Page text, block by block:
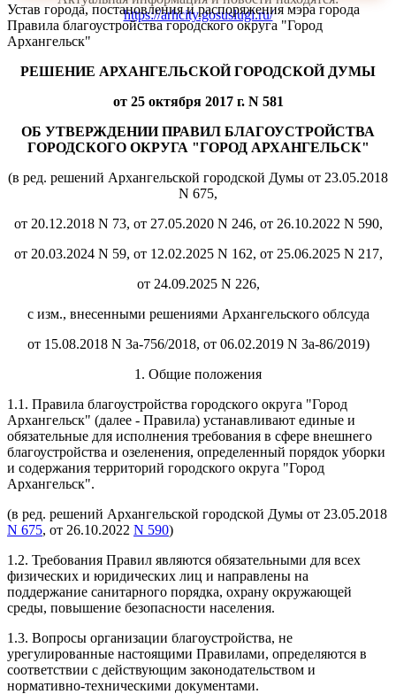
https://arhcity.gosuslugi.ru/
Устав города, постановления и распоряжения мэра города
Правила благоустройства городского округа "Город
Архангельск"
РЕШЕНИЕ АРХАНГЕЛЬСКОЙ ГОРОДСКОЙ ДУМЫ
от 25 октября 2017 г. N 581
ОБ УТВЕРЖДЕНИИ ПРАВИЛ БЛАГОУСТРОЙСТВА
ГОРОДСКОГО ОКРУГА "ГОРОД АРХАНГЕЛЬСК"
(в ред. решений Архангельской городской Думы от 23.05.2018
N 675,
от 20.12.2018 N 73, от 27.05.2020 N 246, от 26.10.2022 N 590,
от 20.03.2024 N 59, от 12.02.2025 N 162, от 25.06.2025 N 217,
от 24.09.2025 N 226,
с изм., внесенными решениями Архангельского облсуда
от 15.08.2018 N 3а-756/2018, от 06.02.2019 N 3а-86/2019)
1. Общие положения
1.1. Правила благоустройства городского округа "Город
Архангельск" (далее - Правила) устанавливают единые и
обязательные для исполнения требования в сфере внешнего
благоустройства и озеленения, определенный порядок уборки
и содержания территорий городского округа "Город
Архангельск".
(в ред. решений Архангельской городской Думы от 23.05.2018
N 675, от 26.10.2022 N 590)
1.2. Требования Правил являются обязательными для всех
физических и юридических лиц и направлены на
поддержание санитарного порядка, охрану окружающей
среды, повышение безопасности населения.
1.3. Вопросы организации благоустройства, не
урегулированные настоящими Правилами, определяются в
соответствии с действующим законодательством и
нормативно-техническими документами.